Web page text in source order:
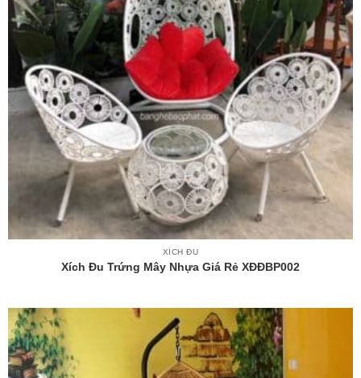
XÍCH ĐU
Xích Đu Trứng Mây Nhựa Giá Rẻ XĐĐBP002